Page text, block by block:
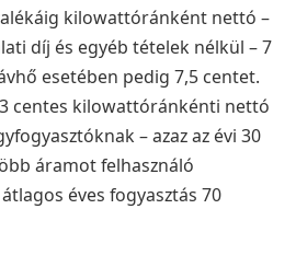
kilowattóránként nettó –
díj és egyéb tételek nélkül – 7
esetében pedig 7,5 centet.
centes kilowattóránkénti nettó
– azaz az évi 30
áramot felhasználó
éves fogyasztás 70